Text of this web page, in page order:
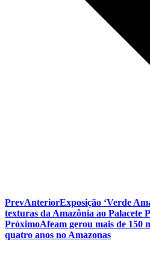
PrevAnteriorExposição ‘Verde
texturas da Amazônia ao Palacete
PróximoAfeam gerou mais de 150
quatro anos no Amazonas